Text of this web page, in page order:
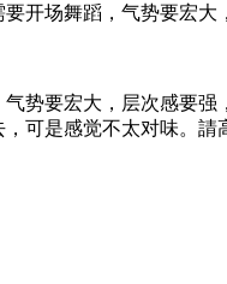
开场舞蹈，气势要宏大
势要宏大，层次感要
，可是感觉不太对味。